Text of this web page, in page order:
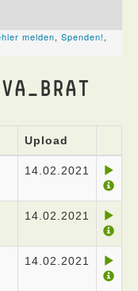
Upload
14.02.2021
14.02.2021
14.02.2021